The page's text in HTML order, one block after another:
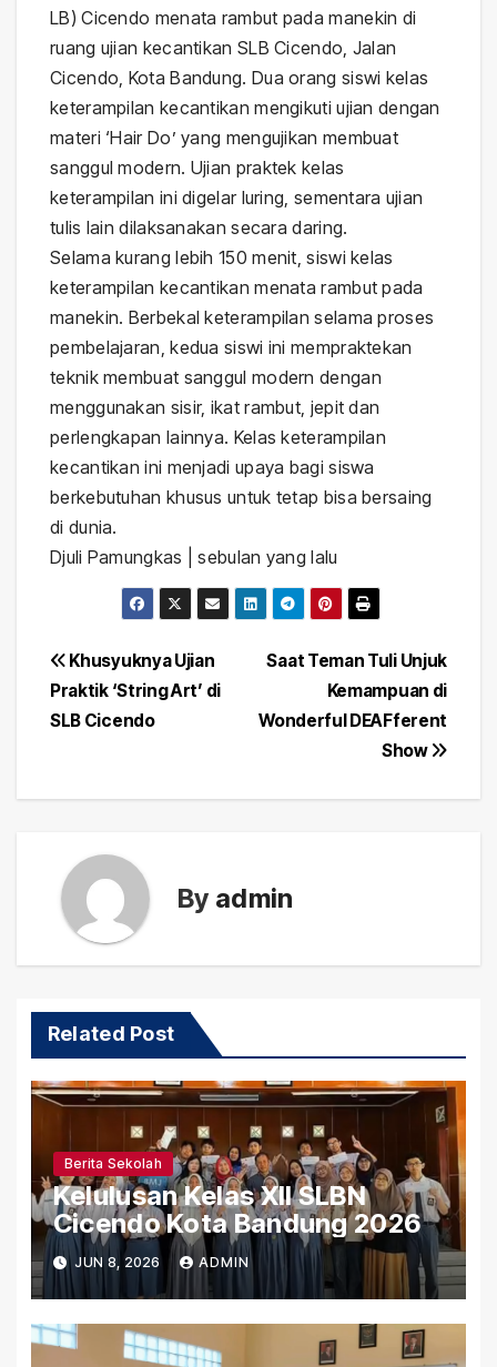
LB) Cicendo menata rambut pada manekin di
ruang ujian kecantikan SLB Cicendo, Jalan
Cicendo, Kota Bandung. Dua orang siswi kelas
keterampilan kecantikan mengikuti ujian dengan
materi ‘Hair Do’ yang mengujikan membuat
sanggul modern. Ujian praktek kelas
keterampilan ini digelar luring, sementara ujian
tulis lain dilaksanakan secara daring.
Selama kurang lebih 150 menit, siswi kelas
keterampilan kecantikan menata rambut pada
manekin. Berbekal keterampilan selama proses
pembelajaran, kedua siswi ini mempraktekan
teknik membuat sanggul modern dengan
menggunakan sisir, ikat rambut, jepit dan
perlengkapan lainnya. Kelas keterampilan
kecantikan ini menjadi upaya bagi siswa
berkebutuhan khusus untuk tetap bisa bersaing
di dunia.
Djuli Pamungkas | sebulan yang lalu
Post
navigation
Saat Teman Tuli Unjuk
Kemampuan di
Wonderful DEAFferent
Show
Khusyuknya Ujian
Praktik ‘String Art’ di
SLB Cicendo
By admin
Related Post
Berita Sekolah
Kelulusan Kelas XII SLBN
Cicendo Kota Bandung 2026
JUN 8, 2026 ADMIN